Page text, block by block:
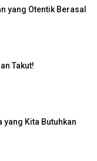
yang Otentik Berasal
Takut!
yang Kita Butuhkan